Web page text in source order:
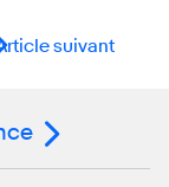
suivant